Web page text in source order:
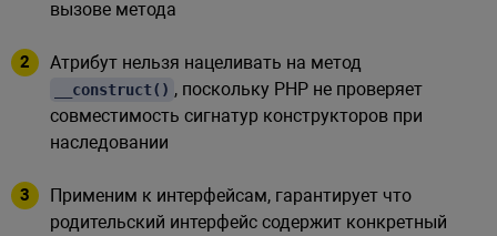
вызове метода
Атрибут нельзя нацеливать на метод
__construct() , поскольку PHP не проверяет
совместимость сигнатур конструкторов при
наследовании
Применим к интерфейсам, гарантирует что
родительский интерфейс содержит конкретный